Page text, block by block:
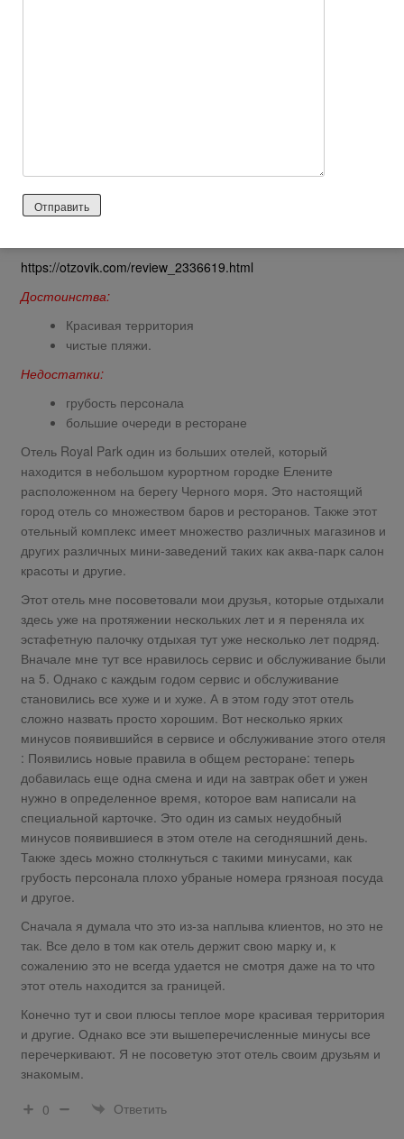
2026 лет назад
Нейтральный отзыв
https://otzovik.com/review_2336619.html
Достоинства:
Красивая территория
чистые пляжи.
Недостатки:
грубость персонала
большие очереди в ресторане
Отель Royal Park один из больших отелей, который
находится в небольшом курортном городке Елените
расположенном на берегу Черного моря. Это настоящий
город отель со множеством баров и ресторанов. Также этот
отельный комплекс имеет множество различных магазинов и
других различных мини-заведений таких как аква-парк салон
красоты и другие.
Этот отель мне посоветовали мои друзья, которые отдыхали
здесь уже на протяжении нескольких лет и я переняла их
эстафетную палочку отдыхая тут уже несколько лет подряд.
Вначале мне тут все нравилось сервис и обслуживание были
на 5. Однако с каждым годом сервис и обслуживание
становились все хуже и и хуже. А в этом году этот отель
сложно назвать просто хорошим. Вот несколько ярких
минусов появившийся в сервисе и обслуживание этого отеля
: Появились новые правила в общем ресторане: теперь
добавилась еще одна смена и иди на завтрак обет и ужен
нужно в определенное время, которое вам написали на
специальной карточке. Это один из самых неудобный
минусов появившиеся в этом отеле на сегодняшний день.
Также здесь можно столкнуться с такими минусами, как
грубость персонала плохо убраные номера грязноая посуда
и другое.
Сначала я думала что это из-за наплыва клиентов, но это не
так. Все дело в том как отель держит свою марку и, к
сожалению это не всегда удается не смотря даже на то что
этот отель находится за границей.
Конечно тут и свои плюсы теплое море красивая территория
и другие. Однако все эти вышеперечисленные минусы все
перечеркивают. Я не посоветую этот отель своим друзьям и
знакомым.
0
Ответить